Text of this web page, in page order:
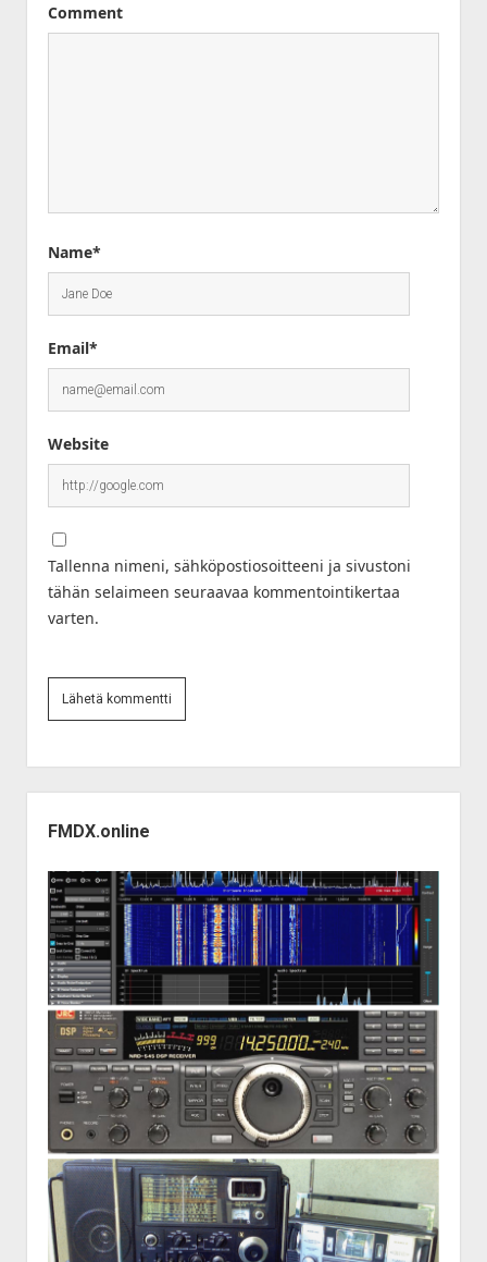
Comment
Name*
Email*
Website
Tallenna nimeni, sähköpostiosoitteeni ja sivustoni
tähän selaimeen seuraavaa kommentointikertaa
varten.
FMDX.online